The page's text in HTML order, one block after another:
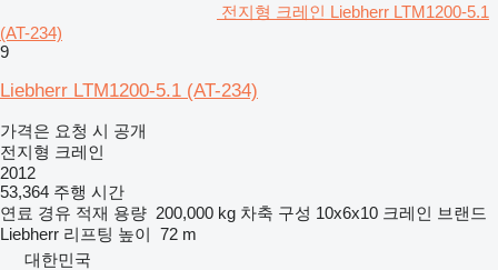
전지형 크레인 Liebherr LTM1200-5.1
(AT-234)
9
Liebherr LTM1200-5.1 (AT-234)
가격은 요청 시 공개
전지형 크레인
2012
53,364 주행 시간
연료 경유 적재 용량 200,000 kg 차축 구성 10x6x10 크레인 브랜드
Liebherr 리프팅 높이 72 m
대한민국